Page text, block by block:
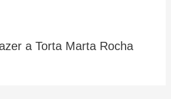
a Torta Marta Rocha